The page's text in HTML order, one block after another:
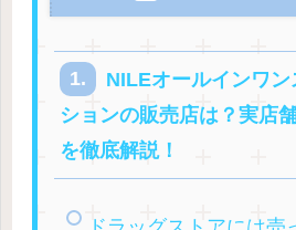
NILEオールインワ
ションの販売店は？実店
を徹底解説！